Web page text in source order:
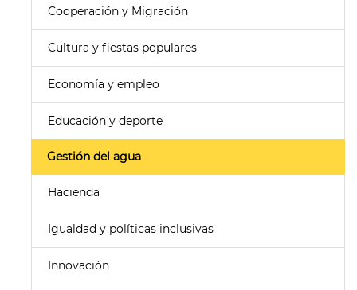
Cooperación y Migración
Cultura y fiestas populares
Economía y empleo
Educación y deporte
Gestión del agua
Hacienda
Igualdad y políticas inclusivas
Innovación